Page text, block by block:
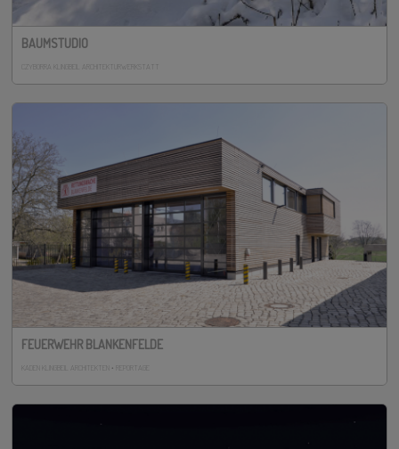
BAUMSTUDIO
CZYBORRA KLINGBEIL ARCHITEKTURWERKSTATT
FEUERWEHR BLANKENFELDE
KADEN KLINGBEIL ARCHITEKTEN • REPORTAGE